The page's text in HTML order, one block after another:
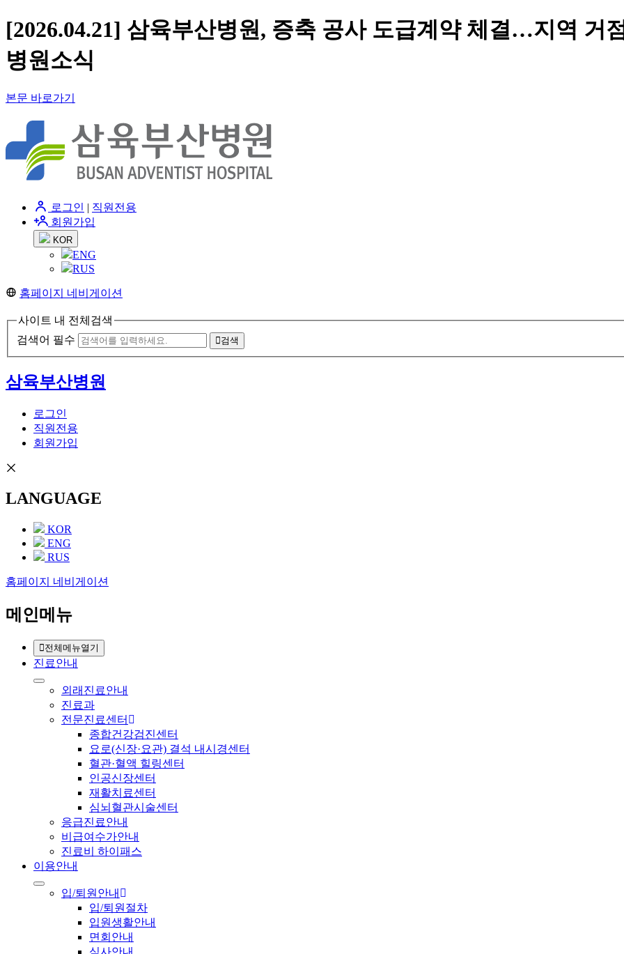
[2026.04.21] 삼육부산병원, 증축 공사 도급계약 체결…지역 거
병원소식
본문 바로가기
로그인 | 직원전용
회원가입
KOR
ENG
RUS
홈페이지 네비게이션
사이트 내 전체검색
검색어 필수
검색
삼육부산병원
로그인
직원전용
회원가입
LANGUAGE
KOR
ENG
RUS
홈페이지 네비게이션
메인메뉴
전체메뉴열기
진료안내
외래진료안내
진료과
전문진료센터
종합건강검진센터
요로(신장·요관) 결석 내시경센터
혈관·혈액 힐링센터
인공신장센터
재활치료센터
심뇌혈관시술센터
응급진료안내
비급여수가안내
진료비 하이패스
이용안내
입/퇴원안내
입/퇴원절차
입원생활안내
면회안내
식사안내